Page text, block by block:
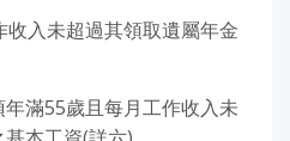
入未超過其領取遺屬年金
年滿55歲且每月工作收入未